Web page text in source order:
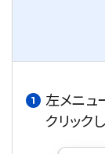
左メニュ
クリック